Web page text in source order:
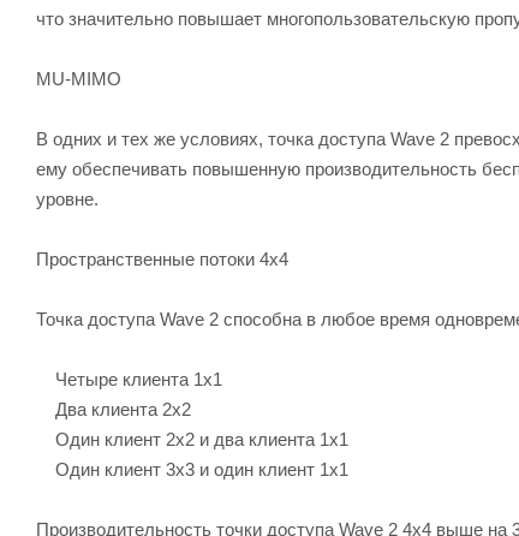
что значительно повышает многопользовательскую
MU-MIMO
В одних и тех же условиях, точка доступа Wave 2
ему обеспечивать повышенную производительность
уровне.
Пространственные потоки 4х4
Точка доступа Wave 2 способна в любое время
Четыре клиента 1x1
Два клиента 2x2
Один клиент 2x2 и два клиента 1x1
Один клиент 3x3 и один клиент 1x1
Производительность точки доступа Wave 2 4x4 выше